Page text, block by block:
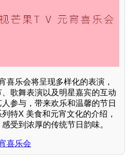
喜乐会将呈现多样化的表演，
歌舞表演以及明星嘉宾的互动
参与，带来欢乐和温馨的节日
特X 美食和元宵文化的介绍，
受到浓厚的传统节日韵味。
喜乐会